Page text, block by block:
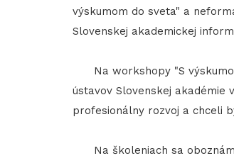
výskumom do sveta" a
Slovenskej akademickej
Na workshopy "S
ústavov Slovenskej akadémie
profesionálny rozvoj a chceli
Na školeniach sa